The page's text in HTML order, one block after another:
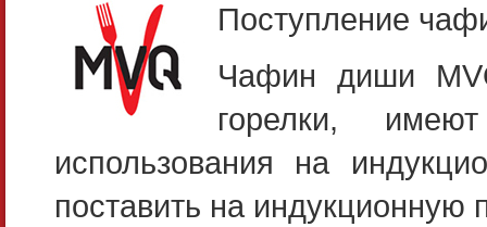
Поступление
Чафин диши
горелки,
использования на
поставить на индукционную